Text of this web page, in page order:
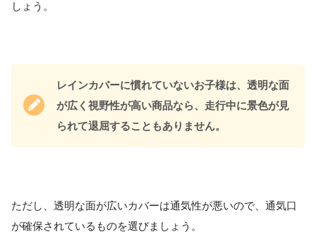
しょう。
レインカバーに慣れていないお子様は、透明な面
が広く視野性が高い商品なら、走行中に景色が見
られて退屈することもありません。
ただし、透明な面が広いカバーは通気性が悪いので、通気口
が確保されているものを選びましょう。